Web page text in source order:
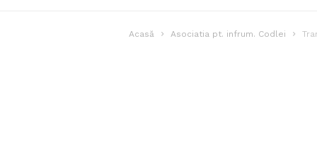
Acasă Asociatia pt. infrum. Codlei